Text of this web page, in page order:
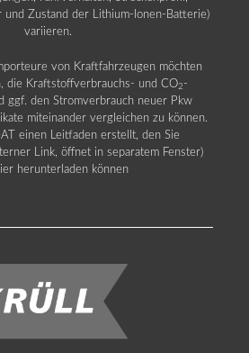
und Zustand der Lithium-Ionen-Batterie)
variieren.
von Kraftfahrzeugen möchten
die Kraftstoffverbrauchs- und CO2 -
ggf. den Stromverbrauch neuer Pkw
miteinander vergleichen zu können.
einen Leitfaden erstellt, den Sie
Link, öffnet in separatem Fenster)
herunterladen können